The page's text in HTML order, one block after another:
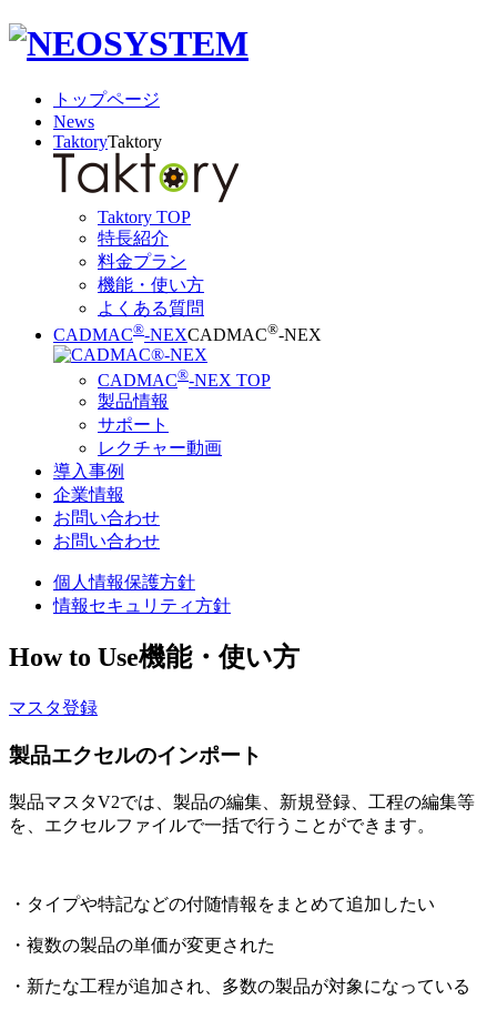
トップページ
News
TaktoryTaktory
Taktory TOP
特長紹介
料金プラン
機能・使い方
よくある質問
CADMAC®-NEXCADMAC®-NEX
CADMAC®-NEX TOP
製品情報
サポート
レクチャー動画
導入事例
企業情報
お問い合わせ
お問い合わせ
個人情報保護方針
情報セキュリティ方針
How to Use機能・使い方
マスタ登録
製品エクセルのインポート
製品マスタV2では、製品の編集、新規登録、工程の編集等
を、エクセルファイルで一括で行うことができます。
・タイプや特記などの付随情報をまとめて追加したい
・複数の製品の単価が変更された
・新たな工程が追加され、多数の製品が対象になっている